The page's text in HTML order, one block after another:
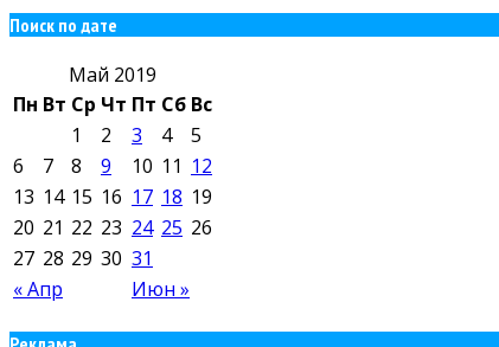
Поиск по дате
Май 2019
Пн Вт Ср Чт Пт Сб Вс
« Апр Июн »
1 2 3 4
5
6
7 8 9 10 11 12
13 14 15 16 17 18 19
20 21 22 23 24 25 26
27 28 29 30 31